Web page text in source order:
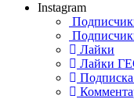
Instagram
Лайки
Лайки
Подписка